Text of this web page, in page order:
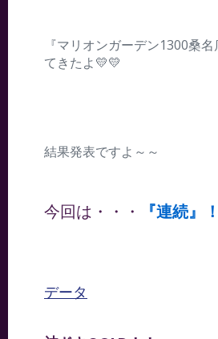
『マリオンガーデン1300桑
てきたよ💛💛
結果発表ですよ～～
今回は・・・ 『連続』
データ